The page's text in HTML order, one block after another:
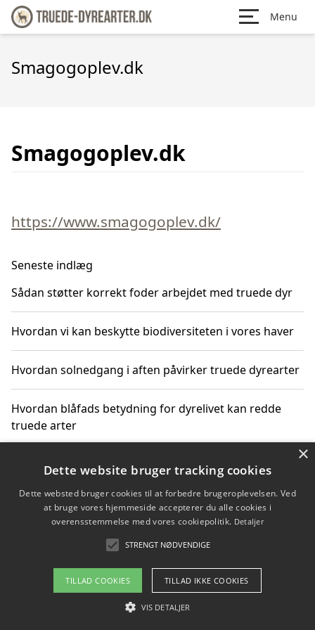
Menu
Smagogoplev.dk
Smagogoplev.dk
https://www.smagogoplev.dk/
Seneste indlæg
Sådan støtter korrekt foder arbejdet med truede dyr
Hvordan vi kan beskytte biodiversiteten i vores haver
Hvordan solnedgang i aften påvirker truede dyrearter
Hvordan blåfads betydning for dyrelivet kan redde
truede arter
Hvordan kan gaver til unge voksne støtte bevarelsen
Copyright 2026 - Pilanto Aps
Om / kontakt
Blog Betingelser
×
Dette website bruger tracking cookies
Dette websted bruger cookies til at forbedre brugeroplevelsen. Ved
at bruge vores hjemmeside accepterer du alle cookies i
overensstemmelse med vores cookiepolitik. Detaljer
STRENGT NØDVENDIGE
TILLAD COOKIES TILLAD IKKE COOKIES
VIS DETALJER